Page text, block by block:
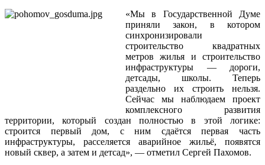
«Мы в Государственной Думе
приняли закон, в котором
синхронизировали
строительство квадратных
метров жилья и строительство
инфраструктуры — дороги,
детсады, школы. Теперь
раздельно их строить нельзя.
Сейчас мы наблюдаем проект
комплексного развития
территории, который создан полностью в этой логике:
строится первый дом, с ним сдаётся первая часть
инфраструктуры, расселяется аварийное жильё, появятся
новый сквер, а затем и детсад», — отметил Сергей Пахомов.